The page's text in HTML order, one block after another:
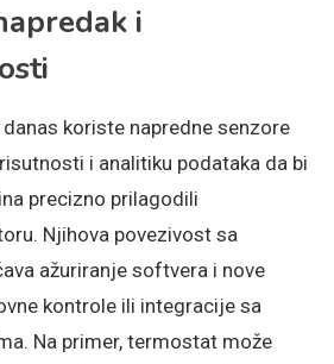
i
koriste napredne senzore
i analitiku podataka da bi
precizno prilagodili
Njihova povezivost sa
ažuriranje softvera i nove
kontrole ili integracije sa
Na primer, termostat može